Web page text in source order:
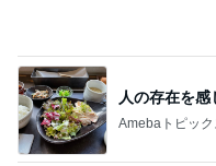
人の存在を
Amebaトピック